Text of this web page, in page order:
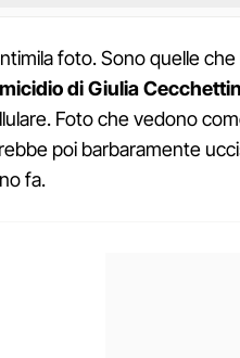
foto. Sono quelle che
di Giulia
Foto che vedono
poi barbaramente
fa.